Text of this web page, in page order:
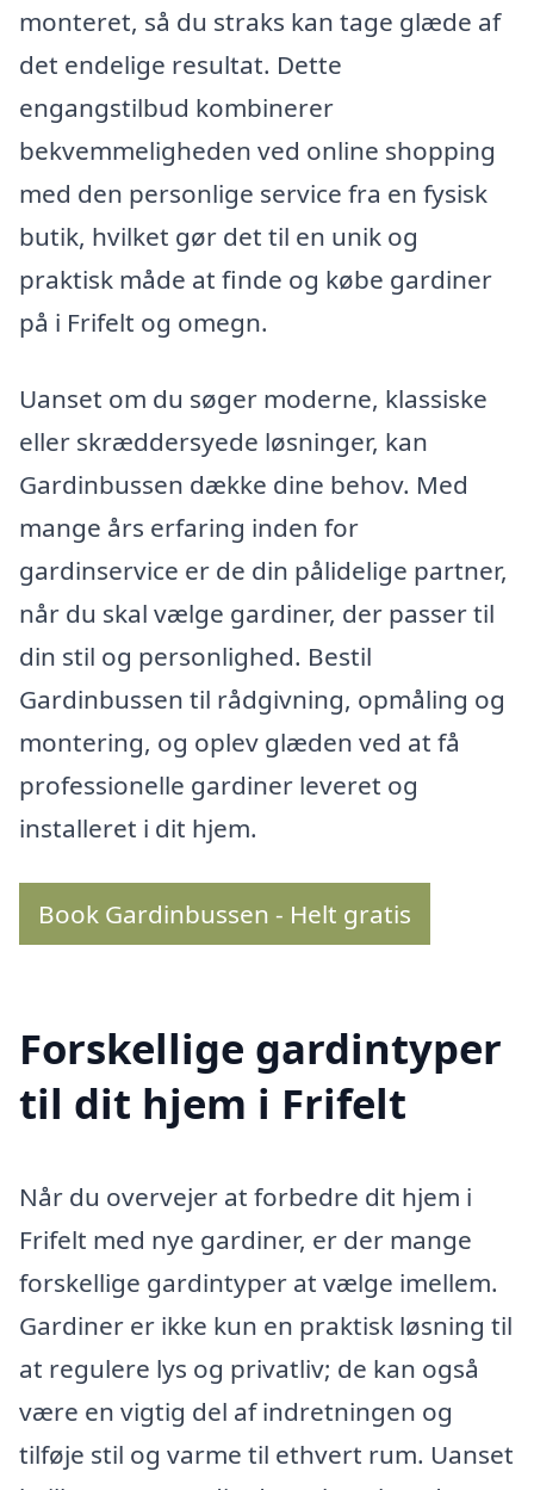
monteret, så du straks kan tage glæde af
det endelige resultat. Dette
engangstilbud kombinerer
bekvemmeligheden ved online shopping
med den personlige service fra en fysisk
butik, hvilket gør det til en unik og
praktisk måde at finde og købe gardiner
på i Frifelt og omegn.
Uanset om du søger moderne, klassiske
eller skræddersyede løsninger, kan
Gardinbussen dække dine behov. Med
mange års erfaring inden for
gardinservice er de din pålidelige partner,
når du skal vælge gardiner, der passer til
din stil og personlighed. Bestil
Gardinbussen til rådgivning, opmåling og
montering, og oplev glæden ved at få
professionelle gardiner leveret og
installeret i dit hjem.
Book Gardinbussen - Helt gratis
Forskellige gardintyper
til dit hjem i Frifelt
Når du overvejer at forbedre dit hjem i
Frifelt med nye gardiner, er der mange
forskellige gardintyper at vælge imellem.
Gardiner er ikke kun en praktisk løsning til
at regulere lys og privatliv; de kan også
være en vigtig del af indretningen og
tilføje stil og varme til ethvert rum. Uanset